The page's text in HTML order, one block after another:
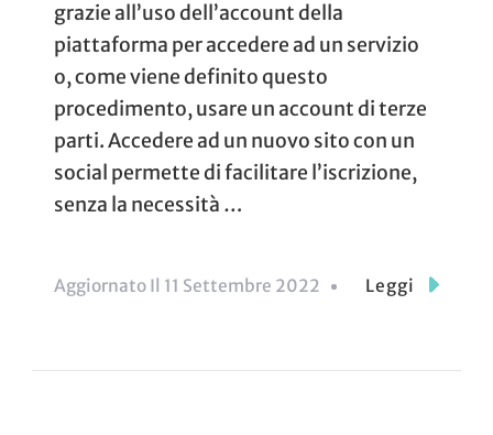
grazie all’uso dell’account della
piattaforma per accedere ad un servizio
o, come viene definito questo
procedimento, usare un account di terze
parti. Accedere ad un nuovo sito con un
social permette di facilitare l’iscrizione,
senza la necessità …
Aggiornato Il 11 Settembre 2022 Leggi